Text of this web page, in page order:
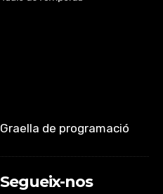
Graella de programació
Segueix-nos